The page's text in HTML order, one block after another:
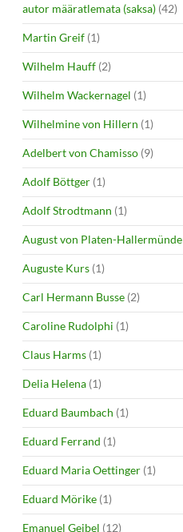
autor määratlemata (saksa) (42)
Martin Greif (1)
Wilhelm Hauff (2)
Wilhelm Wackernagel (1)
Wilhelmine von Hillern (1)
Adelbert von Chamisso (9)
Adolf Böttger (1)
Adolf Strodtmann (1)
August von Platen-Hallermünde
Auguste Kurs (1)
Carl Hermann Busse (2)
Caroline Rudolphi (1)
Claus Harms (1)
Delia Helena (1)
Eduard Baumbach (1)
Eduard Ferrand (1)
Eduard Maria Oettinger (1)
Eduard Mörike (1)
Emanuel Geibel (12)